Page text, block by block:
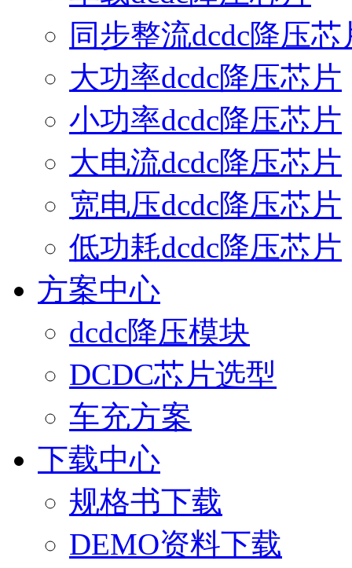
同步整流dcdc降压芯
大功率dcdc降压芯片
小功率dcdc降压芯片
大电流dcdc降压芯片
宽电压dcdc降压芯片
低功耗dcdc降压芯片
方案中心
dcdc降压模块
DCDC芯片选型
车充方案
下载中心
规格书下载
DEMO资料下载